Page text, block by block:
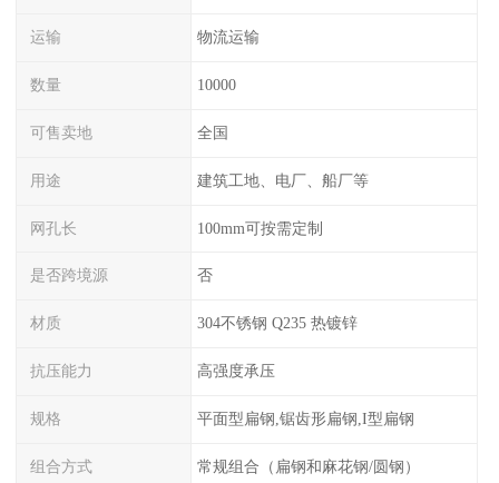
运输 物流运输
数量 10000
可售卖地 全国
用途 建筑工地、电厂、船厂等
网孔长 100mm可按需定制
是否跨境源 否
材质 304不锈钢 Q235 热镀锌
抗压能力 高强度承压
规格 平面型扁钢,锯齿形扁钢,I型扁钢
组合方式 常规组合（扁钢和麻花钢/圆钢）